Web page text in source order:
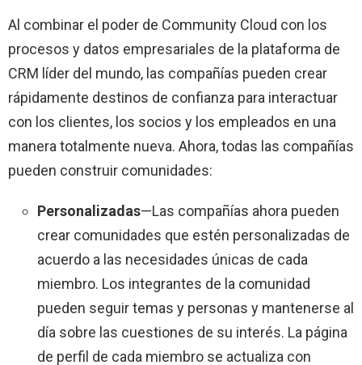
Al combinar el poder de Community Cloud con los
procesos y datos empresariales de la plataforma de
CRM líder del mundo, las compañías pueden crear
rápidamente destinos de confianza para interactuar
con los clientes, los socios y los empleados en una
manera totalmente nueva. Ahora, todas las compañías
pueden construir comunidades:
Personalizadas—Las compañías ahora pueden
crear comunidades que estén personalizadas de
acuerdo a las necesidades únicas de cada
miembro. Los integrantes de la comunidad
pueden seguir temas y personas y mantenerse al
día sobre las cuestiones de su interés. La página
de perfil de cada miembro se actualiza con